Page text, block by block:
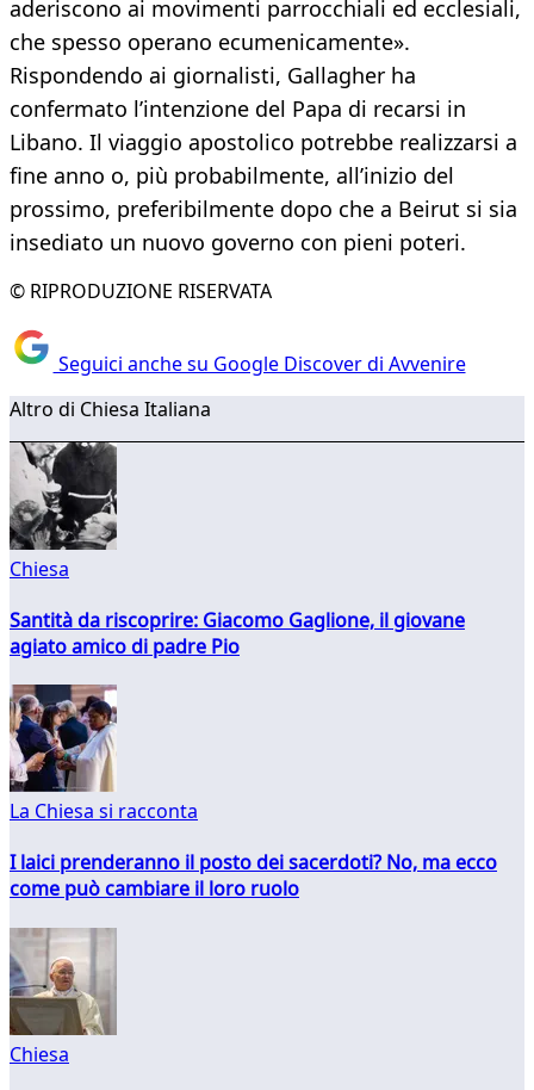
aderiscono ai movimenti parrocchiali ed ecclesiali,
che spesso operano ecumenicamente».
Rispondendo ai giornalisti, Gallagher ha
confermato l’intenzione del Papa di recarsi in
Libano. Il viaggio apostolico potrebbe realizzarsi a
fine anno o, più probabilmente, all’inizio del
prossimo, preferibilmente dopo che a Beirut si sia
insediato un nuovo governo con pieni poteri.
© RIPRODUZIONE RISERVATA
Seguici anche su Google Discover di Avvenire
Altro di Chiesa Italiana
Chiesa
Santità da riscoprire: Giacomo Gaglione, il giovane
agiato amico di padre Pio
La Chiesa si racconta
I laici prenderanno il posto dei sacerdoti? No, ma ecco
come può cambiare il loro ruolo
Chiesa